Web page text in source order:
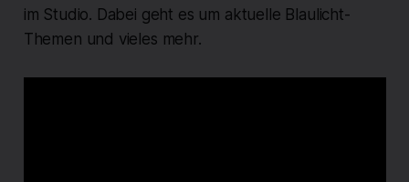
im Studio. Dabei geht es um aktuelle Blaulicht-
Themen und vieles mehr.